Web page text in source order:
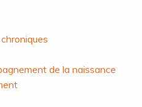
de la naissance